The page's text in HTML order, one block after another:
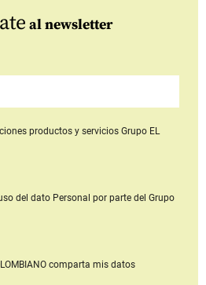
al newsletter
productos y serviciosGrupo EL
del dato Personal por parte del Grupo
comparta mis datos